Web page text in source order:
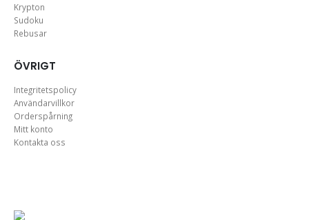
Krypton
Sudoku
Rebusar
ÖVRIGT
Integritetspolicy
Användarvillkor
Orderspårning
Mitt konto
Kontakta oss